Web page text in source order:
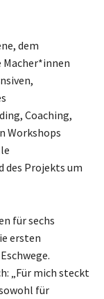
dem
Coaching,
Workshops
des Projekts um
für sechs
ersten
„Für mich steckt
für